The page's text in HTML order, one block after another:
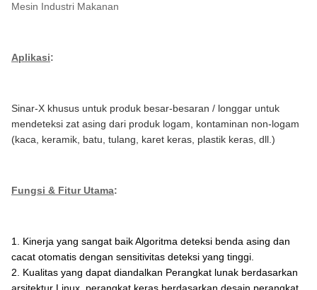
Mesin Industri Makanan
Aplikasi:
Sinar-X khusus untuk produk besar-besaran / longgar untuk
mendeteksi zat asing dari produk logam, kontaminan non-logam
(kaca, keramik, batu, tulang, karet keras, plastik keras, dll.)
Fungsi & Fitur Utama:
1. Kinerja yang sangat baik Algoritma deteksi benda asing dan
cacat otomatis dengan sensitivitas deteksi yang tinggi.
2. Kualitas yang dapat diandalkan Perangkat lunak berdasarkan